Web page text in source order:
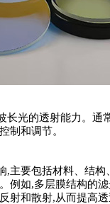
长光的透射能力。
制和调节。
,主要包括材料、结
例如,多层膜结构的
射和散射,从而提高透